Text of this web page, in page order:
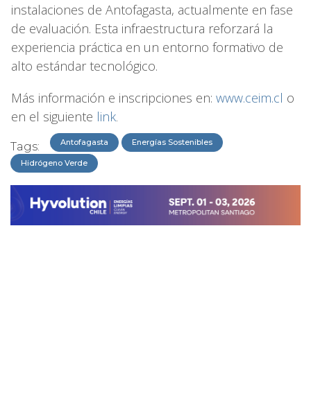
instalaciones de Antofagasta, actualmente en fase
de evaluación. Esta infraestructura reforzará la
experiencia práctica en un entorno formativo de
alto estándar tecnológico.
Más información e inscripciones en: www.ceim.cl o
en el siguiente link.
Tags: Antofagasta Energías Sostenibles
Hidrógeno Verde